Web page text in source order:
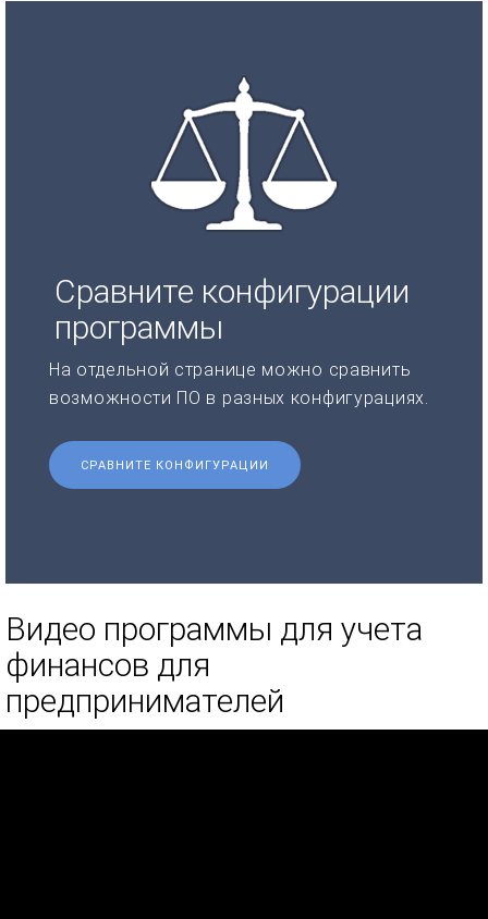
Сравните конфигурации
программы
На отдельной странице можно сравнить
возможности ПО в разных конфигурациях.
СРАВНИТЕ КОНФИГУРАЦИИ
Видео программы для учета
финансов для
предпринимателей